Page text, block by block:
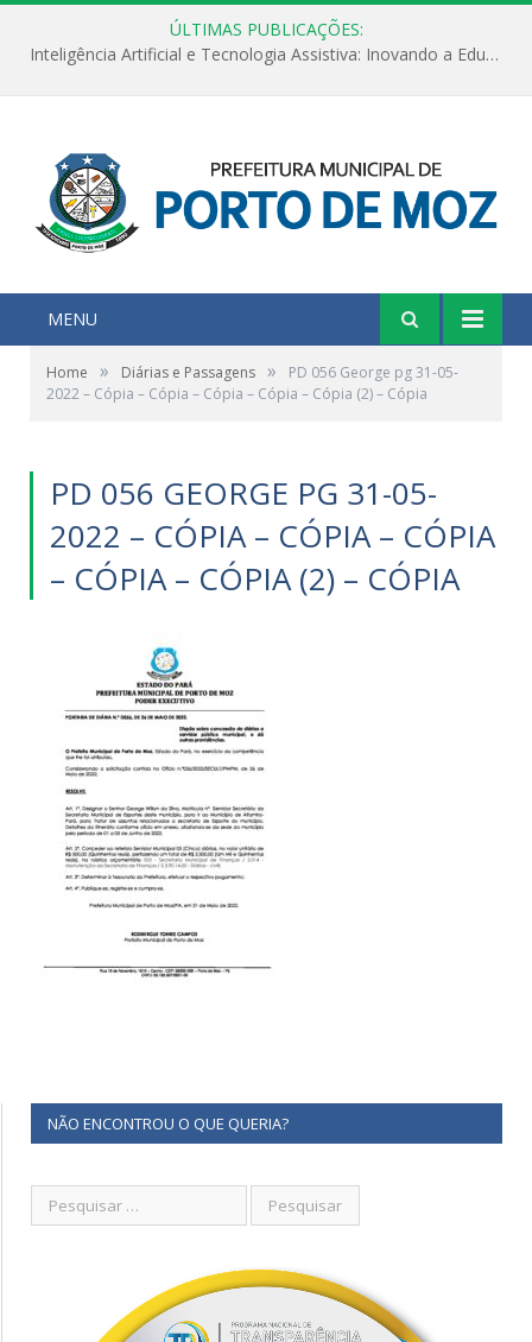
ÚLTIMAS PUBLICAÇÕES:
Inteligência Artificial e Tecnologia Assistiva: Inovando a Educação Especial e Inclusiva
MENU
Home » Diárias e Passagens »
PD 056 George pg 31-05-
2022 – Cópia – Cópia – Cópia – Cópia – Cópia (2) – Cópia
PD 056 GEORGE PG 31-05-
2022 – CÓPIA – CÓPIA – CÓPIA
– CÓPIA – CÓPIA (2) – CÓPIA
NÃO ENCONTROU O QUE QUERIA?